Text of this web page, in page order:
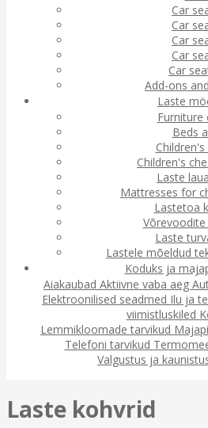
Car
Car
Car
Car
Car
Add-ons
Laste
Furniture
Beds
Children's
Laste
Mattresses for
Lastetoa
Võrevoodite
Laste
Lastele mõeldud
Koduks ja
Aiakaubad Aktiivne vaba aeg
Elektroonilised seadmed Ilu ja
viimistluskiled
Lemmikloomade tarvikud
Telefoni tarvikud
Valgustus ja
Laste kohvrid